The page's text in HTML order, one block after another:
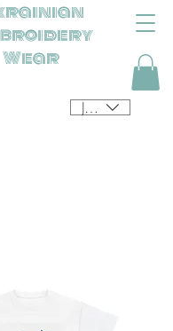
Wear
JPY (¥)